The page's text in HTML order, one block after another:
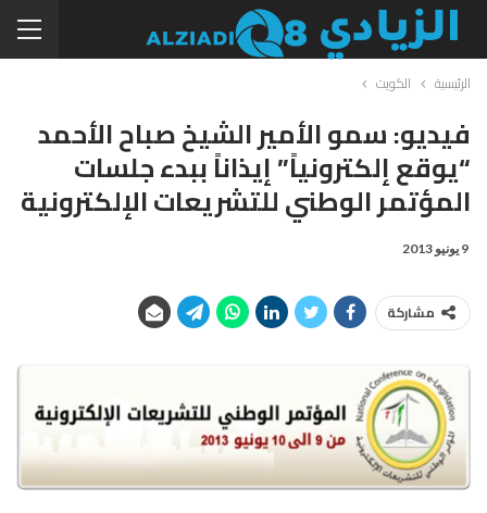
الرئيسية الكويت
فيديو: سمو الأمير الشيخ صباح الأحمد
“يوقع إلكترونياً” إيذاناً ببدء جلسات
المؤتمر الوطني للتشريعات الإلكترونية
9 يونيو 2013
مشاركة